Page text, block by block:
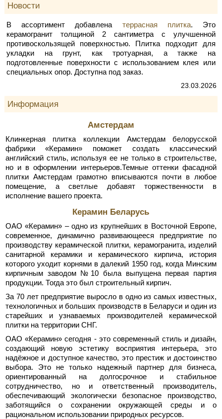
Новости
В ассортимент добавлена террасная плитка. Это
керамогранит толщиной 2 сантиметра с улучшенной
противоскользящей поверхностью. Плитка подходит для
укладки на грунт, как тротуарная, а также на
подготовленные поверхности с использованием клея или
специальных опор. Доступна под заказ.
23.03.2026
Информация
Амстердам
Клинкерная плитка коллекции Амстердам белорусской
фабрики «Керамин» поможет создать классический
английский стиль, используя ее не только в строительстве,
но и в оформлении интерьеров.Темные оттенки фасадной
плитки Амстердам грамотно вписываются почти в любое
помещение, а светлые добавят торжественности в
исполнение вашего проекта.
Керамин Беларусь
ОАО «Керамин» – одно из крупнейших в Восточной Европе,
современное, динамично развивающееся предприятие по
производству керамической плитки, керамогранита, изделий
санитарной керамики и керамического кирпича, история
которого уходит корнями в далекий 1950 год, когда Минским
кирпичным заводом №10 была выпущена первая партия
продукции. Тогда это был строительный кирпич.
За 70 лет предприятие выросло в одно из самых известных,
технологичных и больших производств в Беларуси и один из
старейших и узнаваемых производителей керамической
плитки на территории СНГ.
ОАО «Керамин» сегодня - это современный стиль и дизайн,
создающий новую эстетику восприятия интерьера, это
надёжное и доступное качество, это престиж и достоинство
выбора. Это не только надежный партнер для бизнеса,
ориентированный на долгосрочное и стабильное
сотрудничество, но и ответственный производитель,
обеспечивающий экологически безопасное производство,
заботящийся о сохранении окружающей среды и о
рациональном использовании природных ресурсов.